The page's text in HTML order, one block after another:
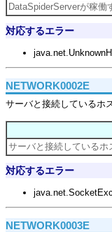
DataSpiderServerが稼働
対応するエラー
NETWORK0002E
サーバと接続しているホ
サーバと接続しているホ
対応するエラー
NETWORK0003E